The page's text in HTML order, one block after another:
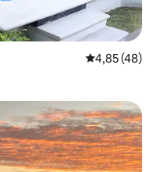
Средна
4,85 (48)